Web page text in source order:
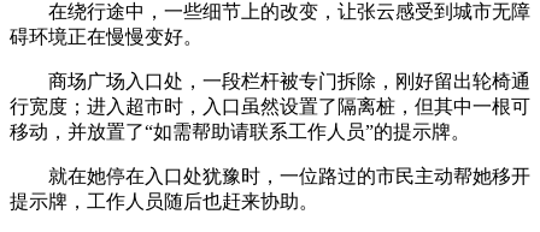
在绕行途中，一些细节上的改变，让张云感受到城市无障
碍环境正在慢慢变好。
商场广场入口处，一段栏杆被专门拆除，刚好留出轮椅通
行宽度；进入超市时，入口虽然设置了隔离桩，但其中一根可
移动，并放置了“如需帮助请联系工作人员”的提示牌。
就在她停在入口处犹豫时，一位路过的市民主动帮她移开
提示牌，工作人员随后也赶来协助。